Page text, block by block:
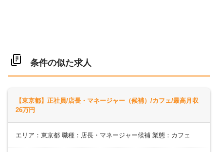
条件の似た求人
【東京都】正社員/店長・マネージャー（候補）/カフェ/最高月収
26万円
エリア：東京都 職種：店長・マネージャー候補 業態：カフェ